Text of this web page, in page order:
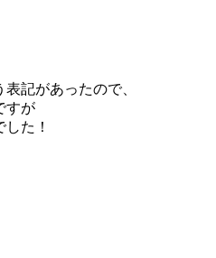
記があったので、
すが
た！